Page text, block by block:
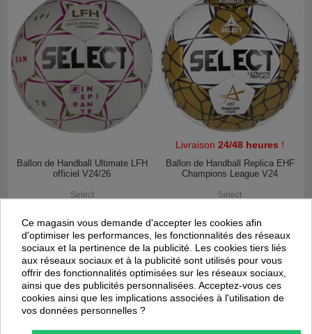
Ballon de Handball Ultimate LFH
officiel V24/26
Select
Livraison24/48 heures !
Ballon de Handball Replica EHF
Champions League V24
Select
Promotion
-25%
Promotion
-35
Ce magasin vous demande d'accepter les cookies afin
d'optimiser les performances, les fonctionnalités des réseaux
sociaux et la pertinence de la publicité. Les cookies tiers liés
aux réseaux sociaux et à la publicité sont utilisés pour vous
offrir des fonctionnalités optimisées sur les réseaux sociaux,
ainsi que des publicités personnalisées. Acceptez-vous ces
cookies ainsi que les implications associées à l'utilisation de
vos données personnelles ?